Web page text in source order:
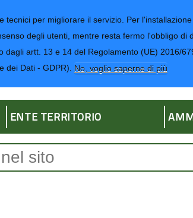
tecnici per migliorare il servizio. Per
degli utenti, mentre resta fermo l'obbligo di
dagli artt. 13 e 14 del Regolamento (UE) 2016/
dei Dati - GDPR). No, voglio saperne di più
di Imperia
ENTE TERRITORIO